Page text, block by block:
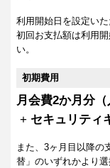
利用開始日を設定い
初回お支払額は利用
い。
初期費用
月会費2か月分（
+ セキュリティ
また、3ヶ月目以降の
替」のいずれかより選